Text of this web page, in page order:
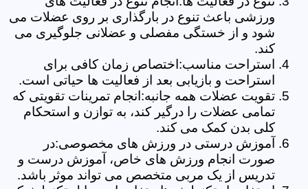
ورزشی باعث تنوع در بارگذاری بر روی عضلات می
شود و از خستگی مفصلی و عضلانی جلوگیری می
کند.
استراحت مناسب:اختصاص زمان کافی برای
استراحت و بازیابی بعد از فعالیت ها حیاتی است.
تقویت عضلات همه جانبه:انجام تمرینات تقویتی که
تمامی عضلات را درگیر کند، به توازن و استحکام
کلی بدن کمک می کند.
آموزش درستی در ورزش های مخصوصی:در
صورت انجام ورزش های خاص، آموزش درست و
تدریس از یک مربی متخصص می تواند موثر باشد.